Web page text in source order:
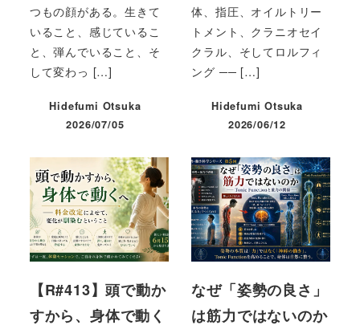
つもの顔がある。生きて
いること、感じているこ
と、弾んでいること、そ
して変わっ […]
Hidefumi Otsuka
投稿日
2026/07/05
体、指圧、オイルトリー
トメント、クラニオセイ
クラル、そしてロルフィ
ング ── […]
Hidefumi Otsuka
投稿日
2026/06/12
【R#413】頭で動か
すから、身体で動く
なぜ「姿勢の良さ」
は筋力ではないのか